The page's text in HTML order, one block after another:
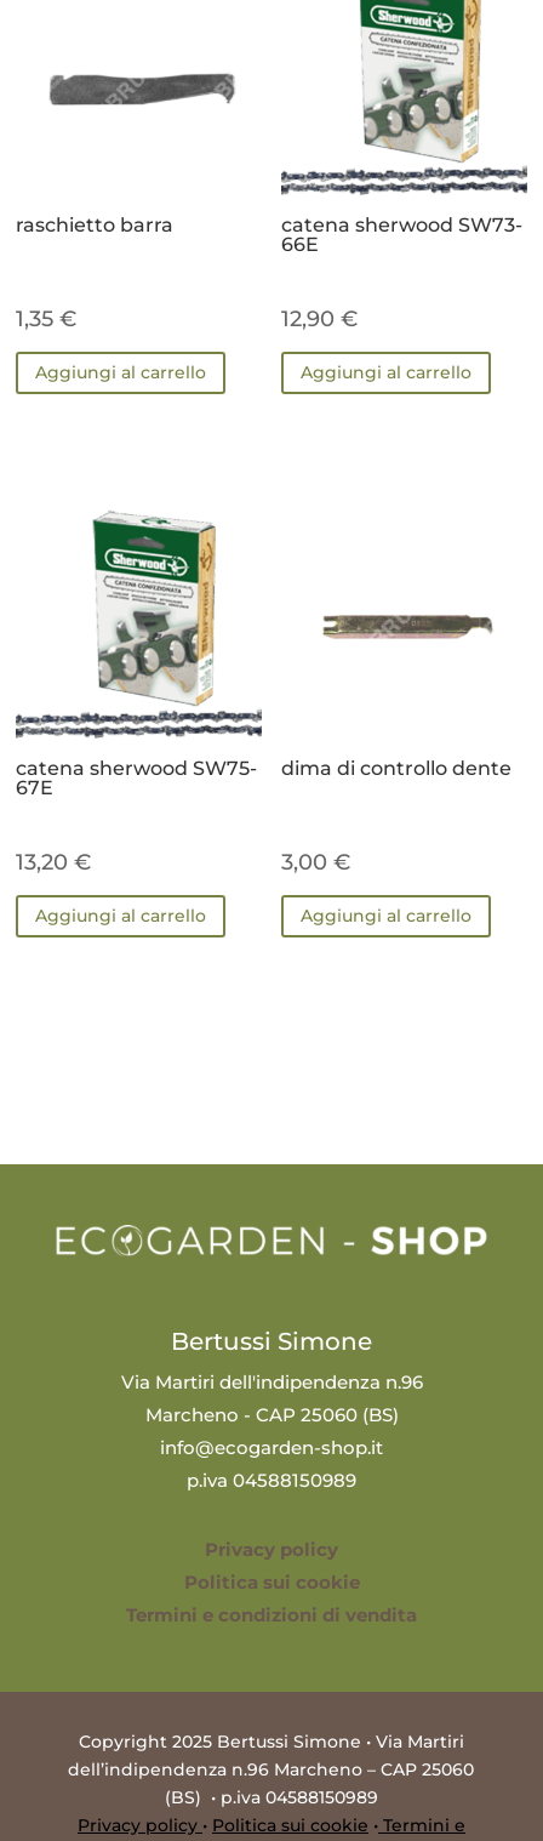
raschietto barra
1,35€
Aggiungi al carrello
catena sherwood SW73-
66E
12,90€
Aggiungi al carrello
catena sherwood SW75-
67E
13,20€
Aggiungi al carrello
dima di controllo dente
3,00€
Aggiungi al carrello
Bertussi Simone
Via Martiri dell'indipendenza n.96
Marcheno - CAP 25060 (BS)
info@ecogarden-shop.it
p.iva 04588150989
Privacy policy
Politica sui cookie
Termini e condizioni di vendita
Copyright 2025 Bertussi Simone • Via Martiri
dell’indipendenza n.96 Marcheno – CAP 25060
(BS) • p.iva 04588150989
Privacy policy • Politica sui cookie •Termini e